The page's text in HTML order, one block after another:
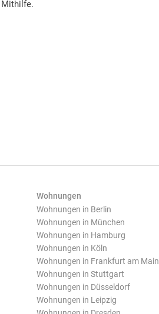
Mithilfe.
Wohnungen
Wohnungen in Berlin
Wohnungen in München
Wohnungen in Hamburg
Wohnungen in Köln
Wohnungen in Frankfurt am Main
Wohnungen in Stuttgart
Wohnungen in Düsseldorf
Wohnungen in Leipzig